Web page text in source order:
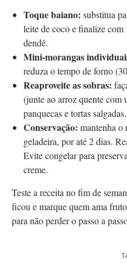
Toque baiano: substitua
leite de coco e finalize com
dendê.
Mini-morangas
reduza o tempo de forno
Reaproveite as sobras:
(junte ao arroz quente com
panquecas e tortas salgadas.
Conservação: mantenha o
geladeira, por até 2 dias.
Evite congelar para
creme.
Teste a receita no fim de
ficou e marque quem ama
para não perder o passo a